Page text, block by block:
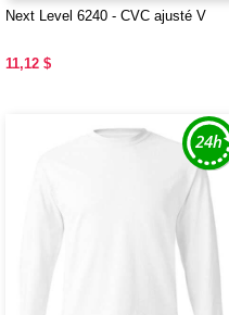
Next Level 6240 - CVC ajusté V
11,12 $